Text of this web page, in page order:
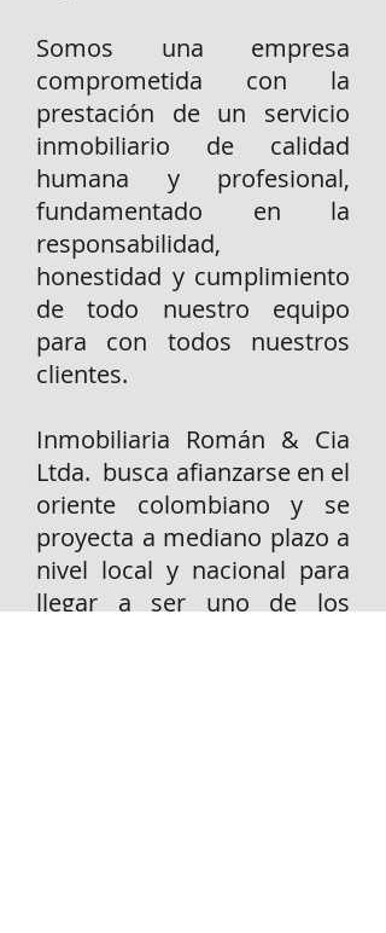
Somos una empresa
comprometida con la
prestación de un servicio
inmobiliario de calidad
humana y profesional,
fundamentado en la
responsabilidad,
honestidad y cumplimiento
de todo nuestro equipo
para con todos nuestros
clientes.
Inmobiliaria Román & Cia
Ltda. busca afianzarse en el
oriente colombiano y se
proyecta a mediano plazo a
nivel local y nacional para
llegar a ser uno de los